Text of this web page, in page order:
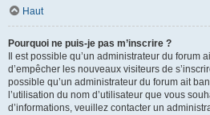
Haut
Pourquoi ne puis-je pas m’inscrire ?
Il est possible qu’un administrateur du forum
d’empêcher les nouveaux visiteurs de
possible qu’un administrateur du forum ait
l’utilisation du nom d’utilisateur que vous
d’informations, veuillez contacter un